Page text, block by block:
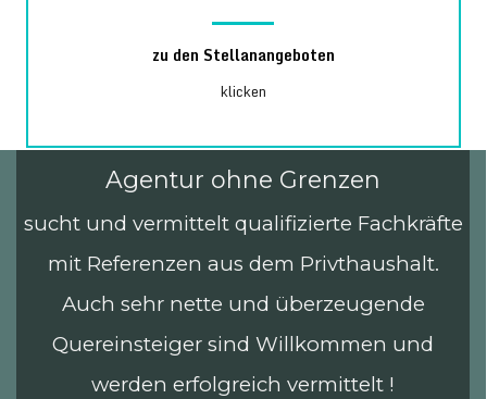
zu den Stellanangeboten
klicken
Agentur ohne Grenzen
sucht und vermittelt qualifizierte Fachkräfte
mit Referenzen aus dem Privthaushalt.
Auch sehr nette und überzeugende
Quereinsteiger sind Willkommen und
werden erfolgreich vermittelt !